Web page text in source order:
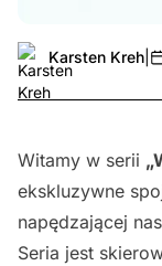
Karsten Kreh
Witamy w serii
ekskluzywne
napędzającej
Seria jest